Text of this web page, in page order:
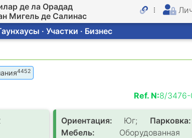
де ла Орадад
Мигель де Салинас
· Участки · Бизнес
4452
Ref. N:8/3476-
Ориентация: Юг;
Мебель: